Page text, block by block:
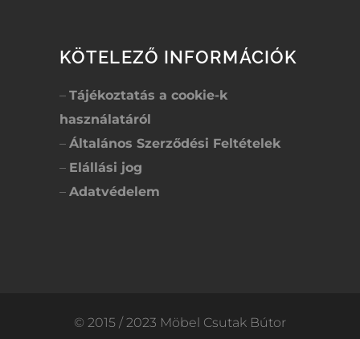
KÖTELEZŐ INFORMÁCIÓK
– Tájékoztatás a cookie-k
használatáról
– Általános Szerződési Feltételek
– Elállási jog
– Adatvédelem
© 2015 / 2023 Möbel Csutak Bútor